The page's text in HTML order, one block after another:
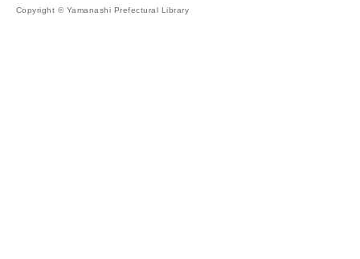
Copyright © Yamanashi Prefectural Library